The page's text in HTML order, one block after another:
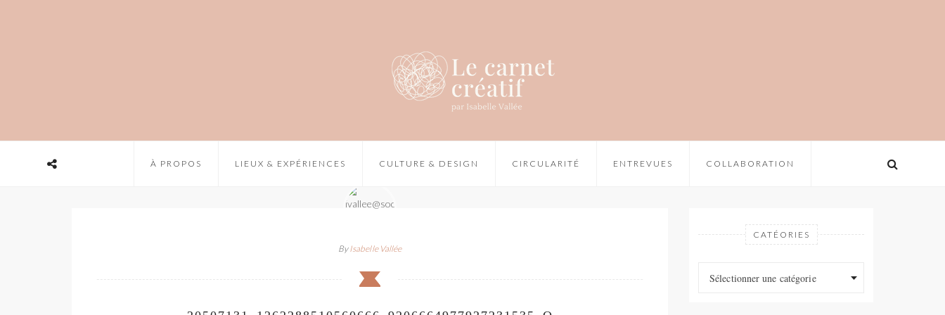
À PROPOS LIEUX & EXPÉRIENCES CULTURE & DESIGN CIRCULARITÉ ENTREVUES COLLABORATION
ByIsabelle Vallée
CATÉORIES
Sélectionner une catégorie